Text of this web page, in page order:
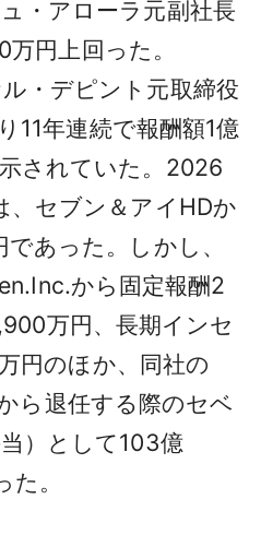
・アローラ元副社長
円上回った。
・デピント元取締役
11年連続で報酬額1億
されていた。2026
、セブン＆アイHDか
あった。しかし、
から固定報酬2
万円、長期インセ
円のほか、同社の
退任する際のセベ
）として103億
。